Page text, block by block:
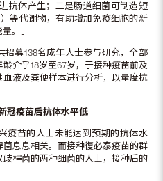
抗体产生；二是肠道细菌可制造短
等代谢物，有助增加免疫细胞的新
。」
募138名成年人士参与研究，全部
介乎18岁至67岁，于接种疫苗前及
液及粪便样本进行分析，以量度抗
冠疫苗后抗体水平低
疫苗的人士未能达到预期的抗体水
息息相关。而接种復必泰疫苗的群
桿菌的两种细菌的人士，接种后的